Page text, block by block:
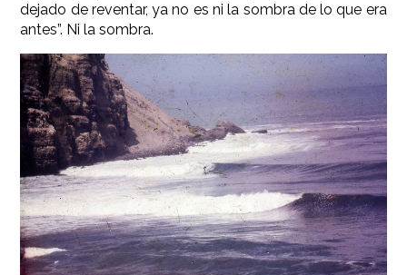
dejado de reventar, ya no es ni la sombra de lo que era
antes”. Ni la sombra.